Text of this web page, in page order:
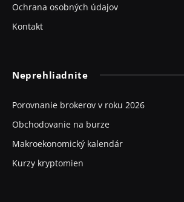
Ochrana osobných údajov
Kontakt
Neprehliadnite
Porovnanie brokerov v roku 2026
Obchodovanie na burze
Makroekonomický kalendár
Kurzy kryptomien